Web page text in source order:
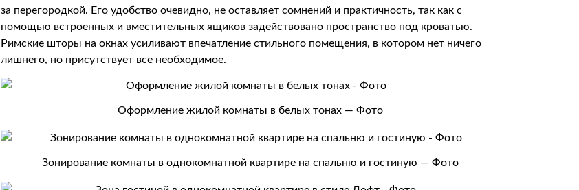
за перегородкой. Его удобство очевидно, не оставляет сомнений и практичность, так как с
помощью встроенных и вместительных ящиков задействовано пространство под кроватью.
Римские шторы на окнах усиливают впечатление стильного помещения, в котором нет ничего
лишнего, но присутствует все необходимое.
Оформление жилой комнаты в белых тонах — Фото
Зонирование комнаты в однокомнатной квартире на спальню и гостиную — Фото